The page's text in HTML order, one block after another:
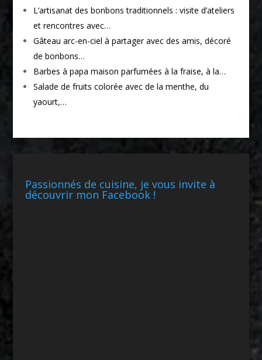
L’artisanat des bonbons traditionnels : visite d’ateliers
et rencontres avec…
Gâteau arc-en-ciel à partager avec des amis, décoré
de bonbons…
Barbes à papa maison parfumées à la fraise, à la…
Salade de fruits colorée avec de la menthe, du
yaourt,…
Passionnés de cuisine, je vous invite à
découvrir mon Facebook !